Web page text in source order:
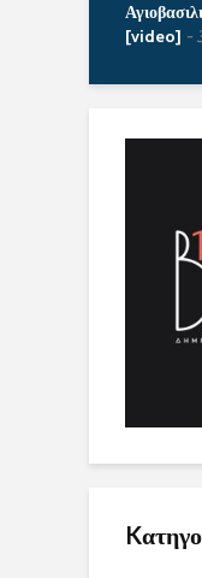
[video]